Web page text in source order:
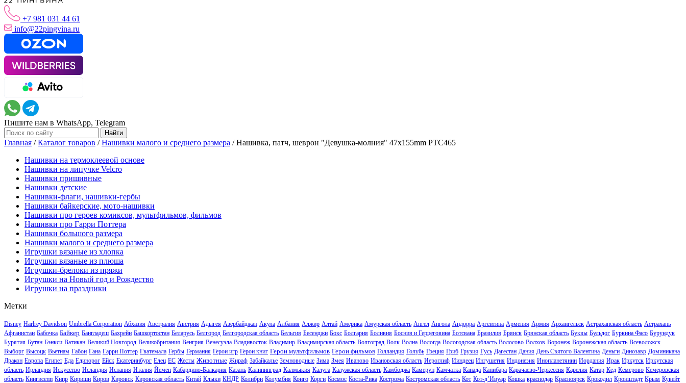
+7 981 031 44 61
info@22pingvina.ru
Пишите нам в WhatsApp, Telegram
Главная /Каталог товаров /Нашивки малого и среднего размера /Нашивка, патч, шеврон "Девушка-молния" 47x155mm PTC465
Нашивки на термоклеевой основе
Нашивки на липучке Velcro
Нашивки пришивные
Нашивки детские
Нашивки-флаги, нашивки-гербы
Нашивки байкерские, мото-нашивки
Нашивки про героев комиксов, мультфильмов, фильмов
Нашивки про Гарри Поттера
Нашивки большого размера
Нашивки малого и среднего размера
Игрушки вязаные из хлопка
Игрушки вязаные из плюша
Игрушки-брелоки из пряжи
Игрушки на Новый год и Рождество
Игрушки на праздники
Метки
Disney Harlrey Davidson Umbrella Corporation Абхазия Австралия Австрия Адыгея Азербайджан Акула Албания Алжир Алтай Америка Амурская область Ангел Ангола Андорра Аргентина Армения Армия Архангельск Астраханская область Астрахань
Афганистан Бабочка Байкер Бангладеш Бахрейн Башкортостан Беларусь Белгород Белгородская область Бельгия Бесенджи Бокс Болгария Боливия Босния и Герцеговина Ботсвана Бразилия Брянск Брянская область Буквы Бульдог Буркина Фасо Бурундук
Бурятия Бутан Бэнкси Ватикан Великий Новгород Великобритания Венгрия Венесуэла Владивосток Владимир Владимирская область Волгоград Волк Волна Вологда Вологодская область Волосово Волхов Воронеж Воронежская область Всеволожск
Выборг Высоцк Вьетнам Габон Гана Гарри Поттер Гватемала Гербы Германия Герои игр Герои книг Герои мультфильмов Герои фильмов Голландия Голубь Греция Гриб Грузия Гусь Дагестан Дания День Святого Валентина Деньги Динозавр Доминикана
Дракон Европа Египет Еда Единорог Ейск Екатеринбург Елец ЕС Жесты Животные Жираф Забайкалье Земноводные Зима Змея Иваново Ивановская область Иероглиф Ииндеец Ингушетия Индонезия Инопланетянин Иордания Ирак Иркутск Иркутская
область Ирландия Искусство Исландия Испания Италия Йемен Кабардино-Балкария Казань Калининград Калмыкия Калуга Калужская область Камбоджа Камерун Камчатка Канада Капибара Карачаево-Черкессия Карелия Катар Кед Кемерово Кемеровская
область Кингисепп Кипр Кириши Киров Кировск Кировская область Китай Клыки КНДР Колибри Колумбия Конго Корги Космос Коста-Рика Кострома Костромская область Кот Кот-д’Ивуар Кошка краснодар Красноярск Крокодил Кронштадт Крым Кувейт